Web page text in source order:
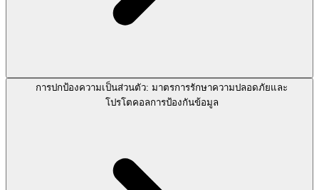
การปกป้องความเป็นส่วนตัว: มาตรการรักษาความปลอดภัยและ
โปรโตคอลการป้องกันข้อมูล